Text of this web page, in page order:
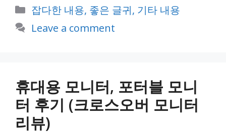
Categories
잡다한 내용, 좋은 글귀, 기타 내용
Leave a comment
휴대용 모니터, 포터블 모니
터 후기 (크로스오버 모니터
리뷰)